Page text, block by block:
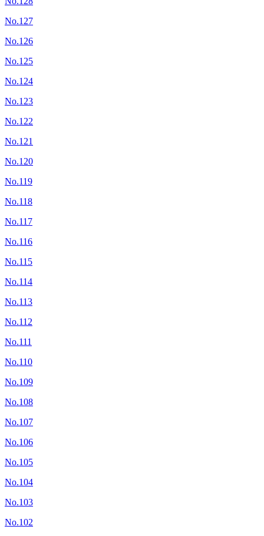
No.127
No.126
No.125
No.124
No.123
No.122
No.121
No.120
No.119
No.118
No.117
No.116
No.115
No.114
No.113
No.112
No.111
No.110
No.109
No.108
No.107
No.106
No.105
No.104
No.103
No.102